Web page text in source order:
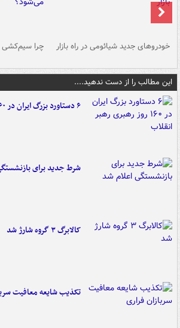
خودروهای جدید شیائومی در راه بازار چرا
این مطالب را از دست ندهید....
۶ دستاورد بزرگ ایران در ۱۶۰ روز رهبری رهبر انقلاب
شرط جدید برای
کالابرگ ۳ گروه شارژ شد
تکذیب شایعه معافیت